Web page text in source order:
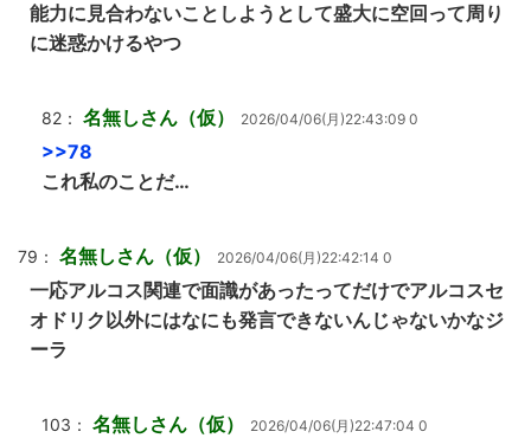
能力に見合わないことしようとして盛大に空回って周り
に迷惑かけるやつ
82： 名無しさん（仮） 2026/04/06(月)22:43:09 0
>>78
これ私のことだ…
79： 名無しさん（仮） 2026/04/06(月)22:42:14 0
一応アルコス関連で面識があったってだけでアルコスセ
オドリク以外にはなにも発言できないんじゃないかなジ
ーラ
103： 名無しさん（仮） 2026/04/06(月)22:47:04 0